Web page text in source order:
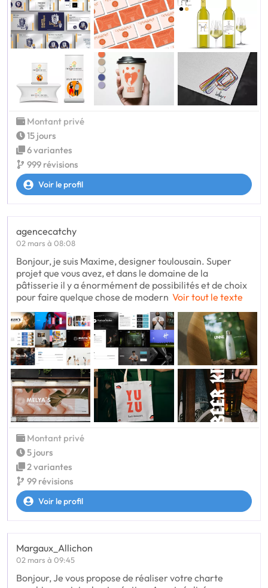
Montant privé
15 jours
6 variantes
999 révisions
Voir le profil
agencecatchy
02 mars à 08:08
Bonjour, je suis Maxime, designer toulousain. Super
projet que vous avez, et dans le domaine de la
pâtisserie il y a énormément de possibilités et de choix
pour faire quelque chose de modern Voir tout le texte
Montant privé
5 jours
2 variantes
99 révisions
Voir le profil
Margaux_Allichon
02 mars à 09:45
Bonjour, Je vous propose de réaliser votre charte